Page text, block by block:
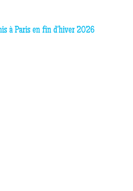
à Paris en fin d'hiver 2026